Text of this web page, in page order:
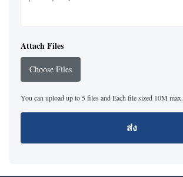
Attach Files
Choose Files
You can upload up to 5 files and Each file sized 10M max.
ส่ง